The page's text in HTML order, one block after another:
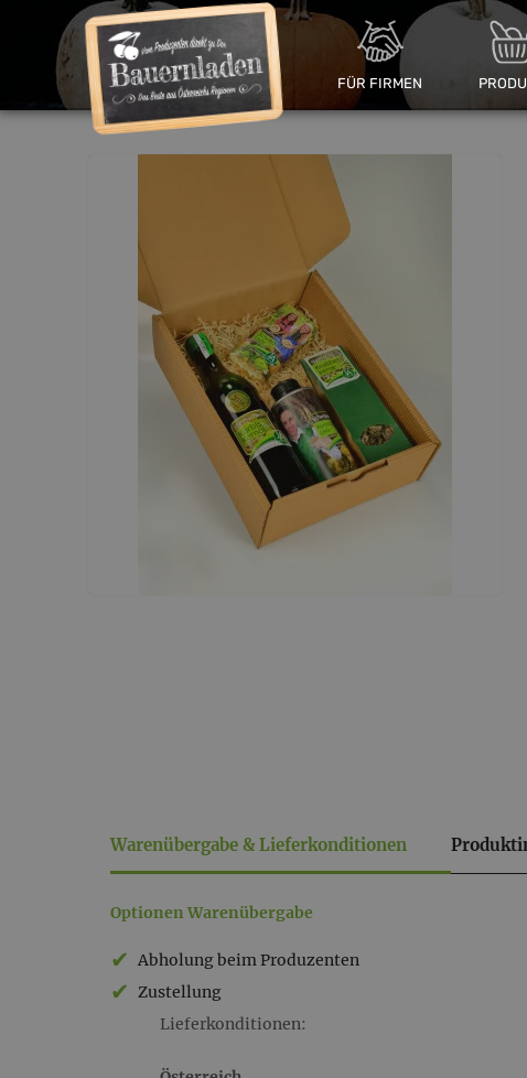
FÜR FIRMEN
Warenübergabe & Lieferkonditionen
Warenübergabe
&
Lieferkonditionen
Optionen Warenübergabe
Abholung beim Produzenten
Zustellung
Lieferkonditionen: